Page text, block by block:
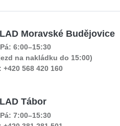
Moravské Budějovice
6:00–15:30
na nakládku do 15:00)
+420 568 420 160
Tábor
7:00–15:30